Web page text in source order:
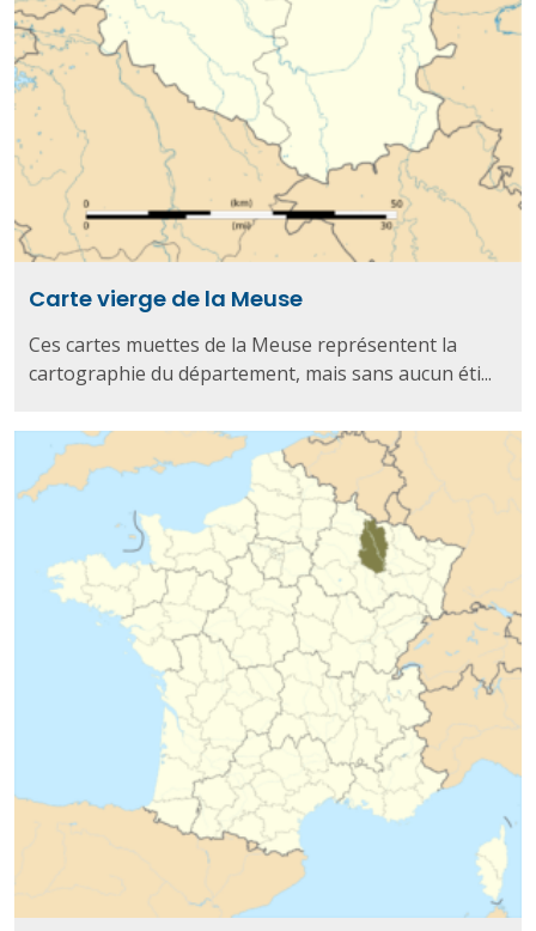
Carte vierge de la Meuse
Ces cartes muettes de la Meuse représentent la
cartographie du département, mais sans aucun éti...